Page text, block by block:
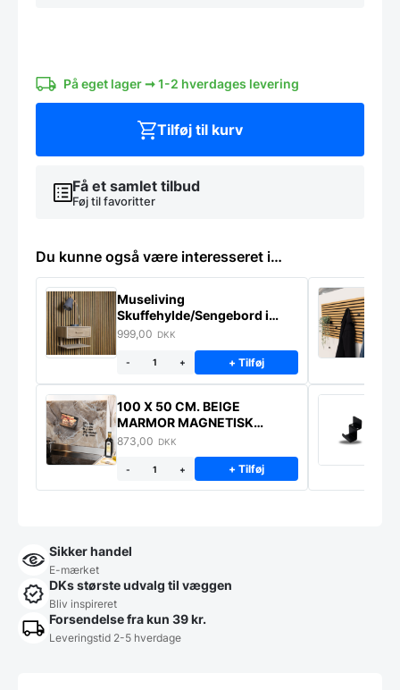
På eget lager ➞ 1-2 hverdages levering
Få et samlet tilbud
Føj til favoritter
Tilføj til kurv
Du kunne også være interesseret i…
Museliving
Skuffehylde/Sengebord i
massiv eg
999,00 DKK
- + + Tilføj
100 X 50 CM. BEIGE
MARMOR MAGNETISK
STÆNKPLADE
873,00 DKK
- + + Tilføj
Sikker handel
E-mærket
DKs største udvalg til væggen
Bliv inspireret
Forsendelse fra kun 39 kr.
Leveringstid 2-5 hverdage